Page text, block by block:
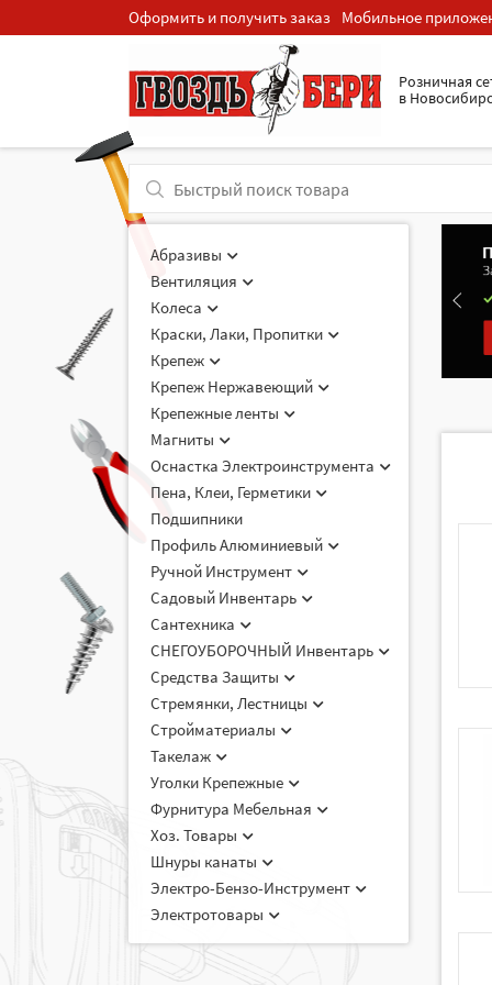
Оформить и получить заказ Мобильное
Розничная
в
Абразивы
Вентиляция
Колеса
Краски, Лаки, Пропитки
Крепеж
Крепеж Нержавеющий
Крепежные ленты
Магниты
Оснастка Электроинструмента
Пена, Клеи, Герметики
Подшипники
Профиль Алюминиевый
Ручной Инструмент
Садовый Инвентарь
Сантехника
СНЕГОУБОРОЧНЫЙ Инвентарь
Средства Защиты
Стремянки, Лестницы
Стройматериалы
Такелаж
Уголки Крепежные
Фурнитура Мебельная
Хоз. Товары
Шнуры канаты
Электро-Бензо-Инструмент
Электротовары